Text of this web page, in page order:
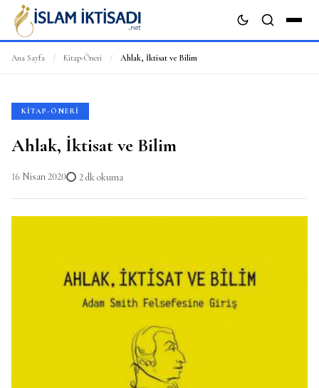
Ana Sayfa / Kitap-Öneri / Ahlak, İktisat ve Bilim
KITAP-ÖNERI
Ahlak, İktisat ve Bilim
16 Nisan 2020 2 dk okuma